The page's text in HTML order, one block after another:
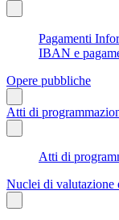
Pagamenti
IBAN e
Opere pubbliche
Atti di
Atti di
Nuclei di valutazione